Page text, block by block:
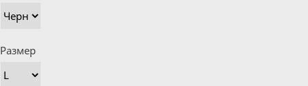
Размер